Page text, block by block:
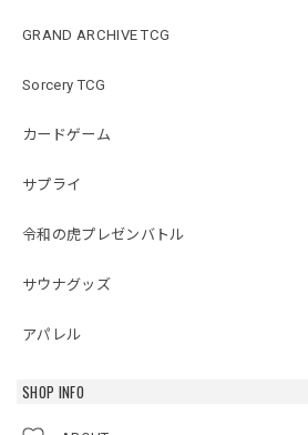
GRAND ARCHIVE TCG
Sorcery TCG
カードゲーム
サプライ
令和の虎プレゼンバトル
サウナグッズ
アパレル
SHOP INFO